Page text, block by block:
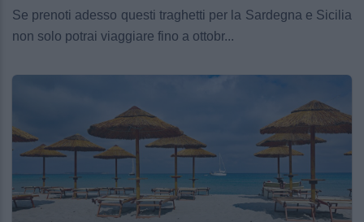
Se prenoti adesso questi traghetti per la Sardegna e Sicilia
non solo potrai viaggiare fino a ottobr...